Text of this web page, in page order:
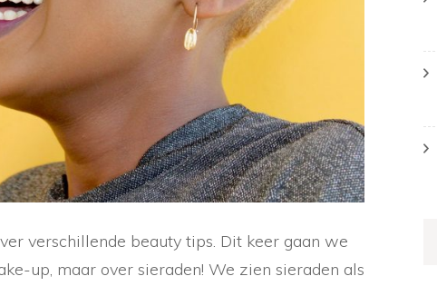
verschillende beauty tips. Dit keer gaan we
up, maar over sieraden! We zien sieraden als